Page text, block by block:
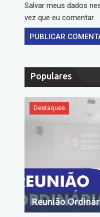
Salvar meus dados
vez que eu comentar.
Populares
Destaques
Reunião